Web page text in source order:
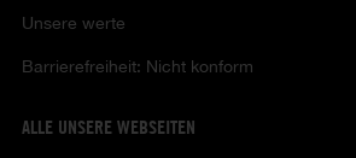
Unsere werte
Barrierefreiheit: Nicht konform
ALLE UNSERE WEBSEITEN